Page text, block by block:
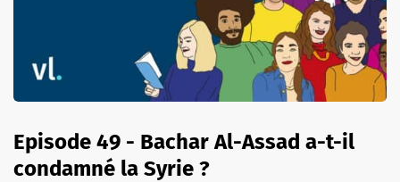
Episode 49 - Bachar Al-Assad a-t-il
condamné la Syrie ?